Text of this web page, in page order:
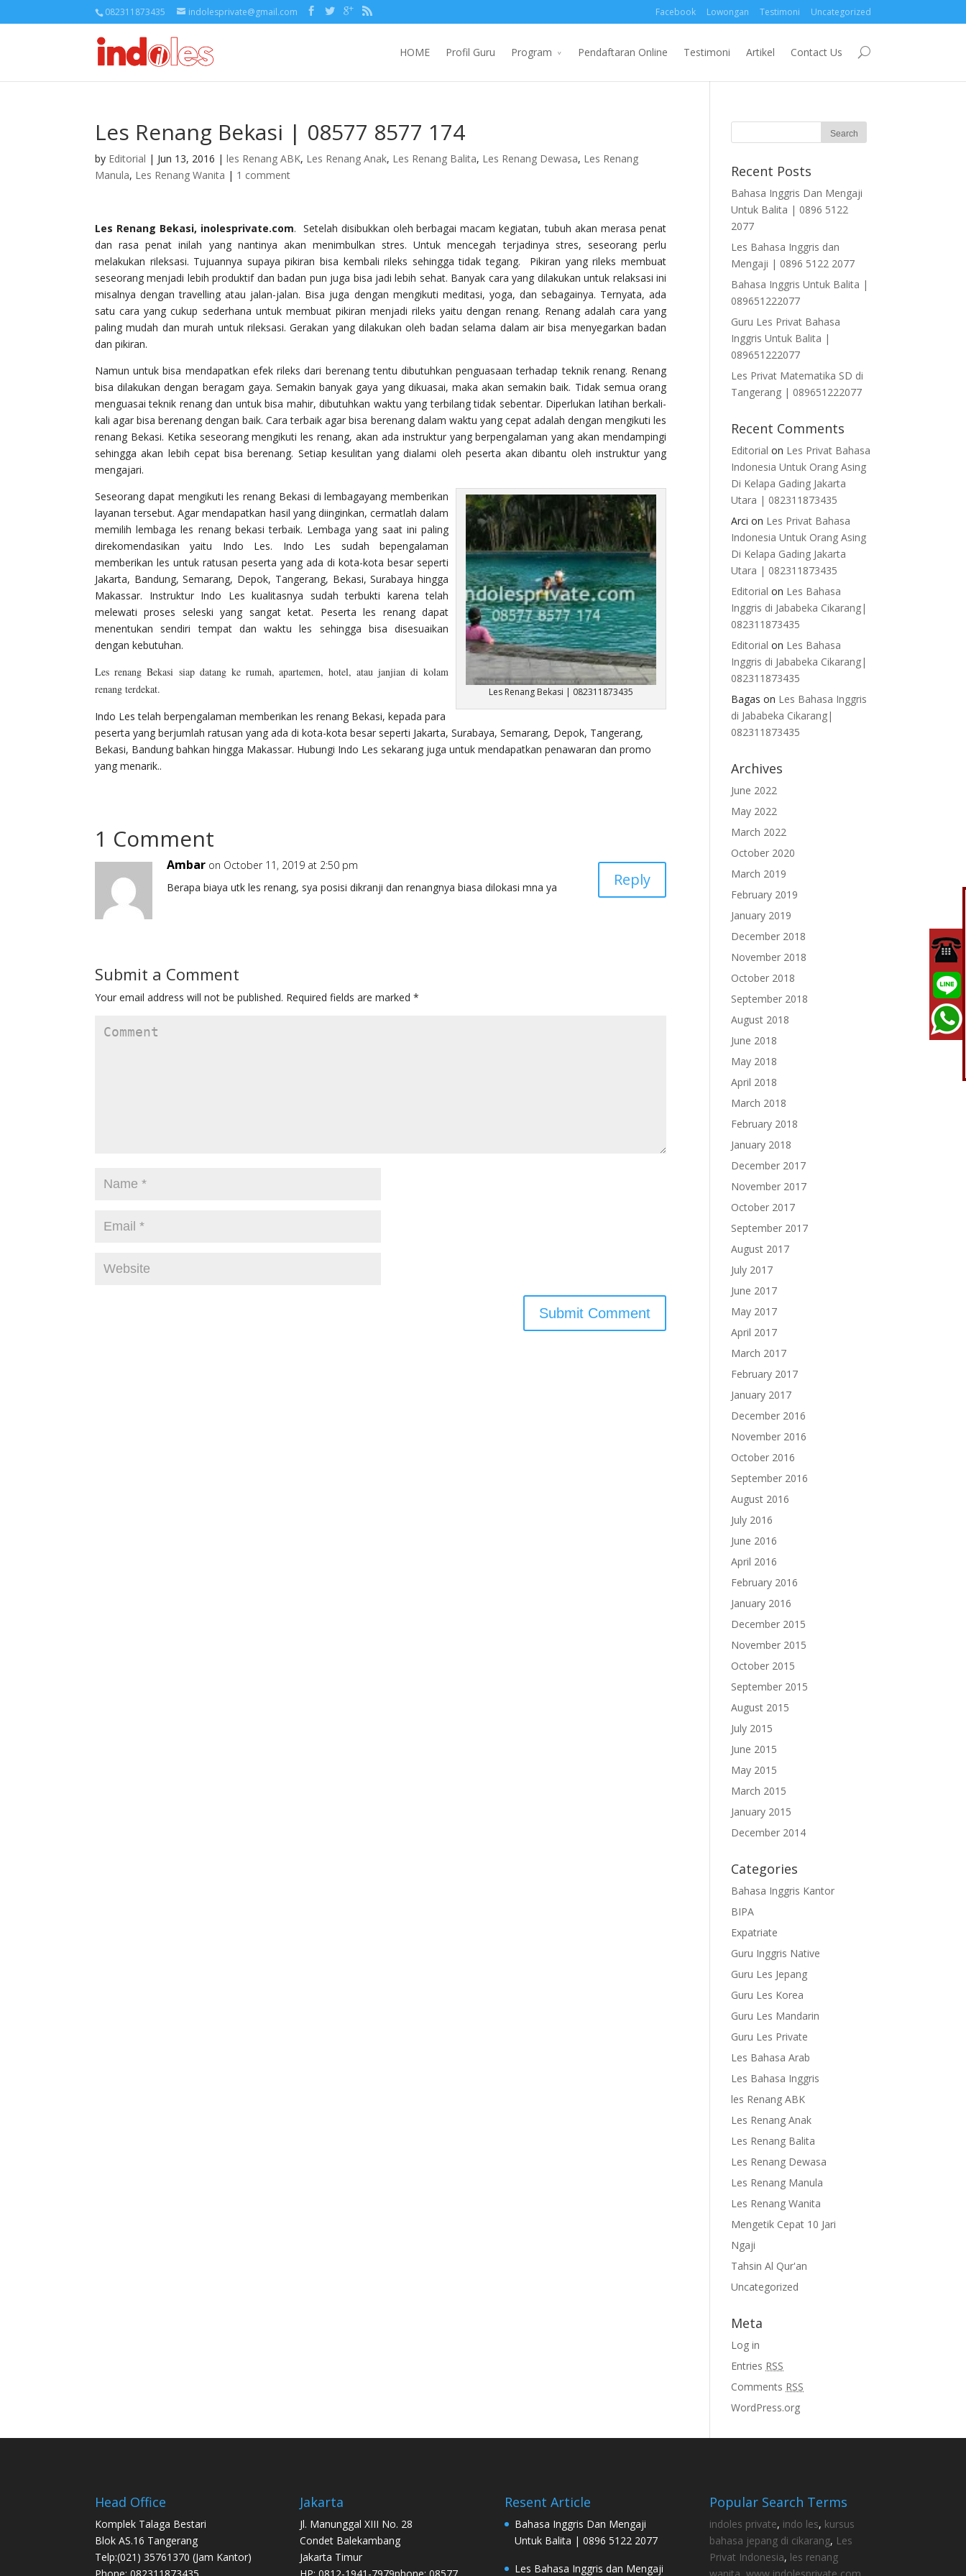
082311873435 indolesprivate@gmail.com Facebook Lowongan Testimoni Uncategorized
HOME Profil Guru Program Pendaftaran Online Testimoni Artikel Contact Us
Les Renang Bekasi | 08577 8577 174
by Editorial | Jun 13, 2016 | les Renang ABK, Les Renang Anak, Les Renang Balita, Les Renang Dewasa, Les Renang
Manula, Les Renang Wanita | 1 comment
Les Renang Bekasi, inolesprivate.com. Setelah disibukkan oleh berbagai macam kegiatan, tubuh akan merasa penat
dan rasa penat inilah yang nantinya akan menimbulkan stres. Untuk mencegah terjadinya stres, seseorang perlu
melakukan rileksasi. Tujuannya supaya pikiran bisa kembali rileks sehingga tidak tegang. Pikiran yang rileks membuat
seseorang menjadi lebih produktif dan badan pun juga bisa jadi lebih sehat. Banyak cara yang dilakukan untuk relaksasi ini
misalnya dengan travelling atau jalan-jalan. Bisa juga dengan mengikuti meditasi, yoga, dan sebagainya. Ternyata, ada
satu cara yang cukup sederhana untuk membuat pikiran menjadi rileks yaitu dengan renang. Renang adalah cara yang
paling mudah dan murah untuk rileksasi. Gerakan yang dilakukan oleh badan selama dalam air bisa menyegarkan badan
dan pikiran.
Namun untuk bisa mendapatkan efek rileks dari berenang tentu dibutuhkan penguasaan terhadap teknik renang. Renang
bisa dilakukan dengan beragam gaya. Semakin banyak gaya yang dikuasai, maka akan semakin baik. Tidak semua orang
menguasai teknik renang dan untuk bisa mahir, dibutuhkan waktu yang terbilang tidak sebentar. Diperlukan latihan berkali-
kali agar bisa berenang dengan baik. Cara terbaik agar bisa berenang dalam waktu yang cepat adalah dengan mengikuti les
renang Bekasi. Ketika seseorang mengikuti les renang, akan ada instruktur yang berpengalaman yang akan mendampingi
sehingga akan lebih cepat bisa berenang. Setiap kesulitan yang dialami oleh peserta akan dibantu oleh instruktur yang
mengajari.
Les Renang Bekasi | 082311873435
Seseorang dapat mengikuti les renang Bekasi di lembagayang memberikan
layanan tersebut. Agar mendapatkan hasil yang diinginkan, cermatlah dalam
memilih lembaga les renang bekasi terbaik. Lembaga yang saat ini paling
direkomendasikan yaitu Indo Les. Indo Les sudah bepengalaman
memberikan les untuk ratusan peserta yang ada di kota-kota besar seperti
Jakarta, Bandung, Semarang, Depok, Tangerang, Bekasi, Surabaya hingga
Makassar. Instruktur Indo Les kualitasnya sudah terbukti karena telah
melewati proses seleski yang sangat ketat. Peserta les renang dapat
menentukan sendiri tempat dan waktu les sehingga bisa disesuaikan
dengan kebutuhan.
Les renang Bekasi siap datang ke rumah, apartemen, hotel, atau janjian di kolam
renang terdekat.
Indo Les telah berpengalaman memberikan les renang Bekasi, kepada para
peserta yang berjumlah ratusan yang ada di kota-kota besar seperti Jakarta, Surabaya, Semarang, Depok, Tangerang,
Bekasi, Bandung bahkan hingga Makassar. Hubungi Indo Les sekarang juga untuk mendapatkan penawaran dan promo
yang menarik..
1 Comment
Ambar on October 11, 2019 at 2:50 pm
Berapa biaya utk les renang, sya posisi dikranji dan renangnya biasa dilokasi mna ya
Reply
Submit a Comment
Your email address will not be published. Required fields are marked *
Recent Posts
Bahasa Inggris Dan Mengaji
Untuk Balita | 0896 5122
2077
Les Bahasa Inggris dan
Mengaji | 0896 5122 2077
Bahasa Inggris Untuk Balita |
089651222077
Guru Les Privat Bahasa
Inggris Untuk Balita |
089651222077
Les Privat Matematika SD di
Tangerang | 089651222077
Recent Comments
Editorial on Les Privat Bahasa
Indonesia Untuk Orang Asing
Di Kelapa Gading Jakarta
Utara | 082311873435
Arci on Les Privat Bahasa
Indonesia Untuk Orang Asing
Di Kelapa Gading Jakarta
Utara | 082311873435
Editorial on Les Bahasa
Inggris di Jababeka Cikarang|
082311873435
Editorial on Les Bahasa
Inggris di Jababeka Cikarang|
082311873435
Bagas on Les Bahasa Inggris
di Jababeka Cikarang|
082311873435
Archives
June 2022
May 2022
March 2022
October 2020
March 2019
February 2019
January 2019
December 2018
November 2018
October 2018
September 2018
August 2018
June 2018
May 2018
April 2018
March 2018
February 2018
January 2018
December 2017
November 2017
October 2017
September 2017
August 2017
July 2017
June 2017
May 2017
April 2017
March 2017
February 2017
January 2017
December 2016
November 2016
October 2016
September 2016
August 2016
July 2016
June 2016
April 2016
February 2016
January 2016
December 2015
November 2015
October 2015
September 2015
August 2015
July 2015
June 2015
May 2015
March 2015
January 2015
December 2014
Categories
Bahasa Inggris Kantor
BIPA
Expatriate
Guru Inggris Native
Guru Les Jepang
Guru Les Korea
Guru Les Mandarin
Guru Les Private
Les Bahasa Arab
Les Bahasa Inggris
les Renang ABK
Les Renang Anak
Les Renang Balita
Les Renang Dewasa
Les Renang Manula
Les Renang Wanita
Mengetik Cepat 10 Jari
Ngaji
Tahsin Al Qur'an
Uncategorized
Meta
Log in
Entries RSS
Comments RSS
WordPress.org
Head Office
Komplek Talaga Bestari
Blok AS.16 Tangerang
Telp:(021) 35761370 (Jam Kantor)
Jakarta
Jl. Manunggal XIII No. 28
Condet Balekambang
Jakarta Timur
Resent Article
Bahasa Inggris Dan Mengaji
Untuk Balita | 0896 5122 2077
Les Bahasa Inggris dan Mengaji
Popular Search Terms
indoles private, indo les, kursus
bahasa jepang di cikarang, Les
Privat Indonesia, les renang